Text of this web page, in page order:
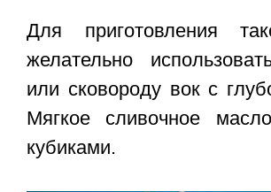
Для приготовления
желательно
или сковороду вок с
Мягкое сливочное
кубиками.